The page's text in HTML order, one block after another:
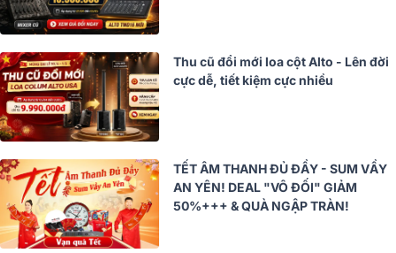
Thu cũ đổi mới loa cột Alto - Lên đời
cực dễ, tiết kiệm cực nhiều
TẾT ÂM THANH ĐỦ ĐẦY - SUM VẦY
AN YÊN! DEAL "VÔ ĐỐI" GIẢM
50%+++ & QUÀ NGẬP TRÀN!